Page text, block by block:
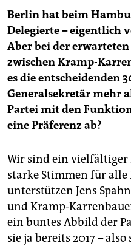
Berlin hat beim
Delegierte – eigentlich
Aber bei der
zwischen Kramp-
es die entscheidenden
Generalsekretär mehr
Partei mit den
eine Präferenz ab?
Wir sind ein vielfältiger
starke Stimmen für alle
unterstützen Jens
und Kramp-
ein buntes Abbild der
sie ja bereits 2017 –